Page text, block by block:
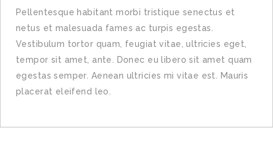
Pellentesque habitant morbi tristique senectus et
netus et malesuada fames ac turpis egestas.
Vestibulum tortor quam, feugiat vitae, ultricies eget,
tempor sit amet, ante. Donec eu libero sit amet quam
egestas semper. Aenean ultricies mi vitae est. Mauris
placerat eleifend leo.